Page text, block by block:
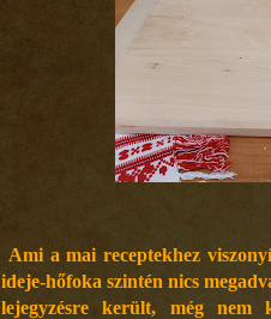
Ami a mai receptekhez
ideje-hőfoka szintén nics
lejegyzésre került, még nem